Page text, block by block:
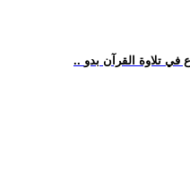
في تلاوة القرآن بدو